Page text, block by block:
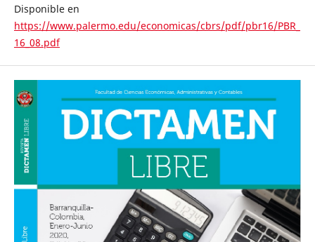
Disponible en
https://www.palermo.edu/economicas/cbrs/pdf/pbr16/PBR_
16_08.pdf